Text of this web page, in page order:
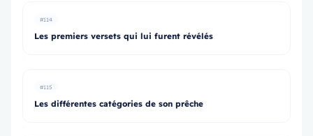
#114
Les premiers versets qui lui furent révélés
#115
Les différentes catégories de son prêche